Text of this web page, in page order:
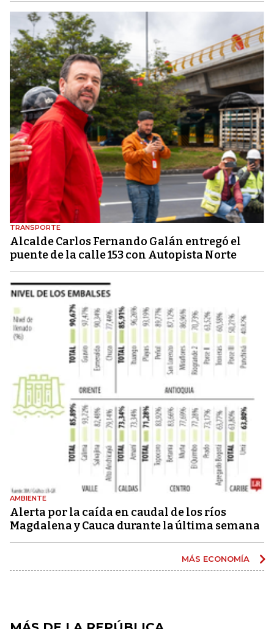
TRANSPORTE
Alcalde Carlos Fernando Galán entregó el
puente de la calle 153 con Autopista Norte
AMBIENTE
Alerta por la caída en caudal de los ríos
Magdalena y Cauca durante la última semana
MÁS ECONOMÍA